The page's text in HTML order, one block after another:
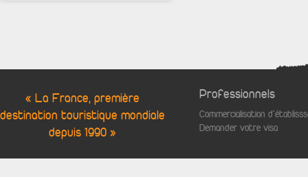
« La France, première
destination touristique mondiale
depuis 1990 »
Professionnels
Commercialisation
Demander votre visa